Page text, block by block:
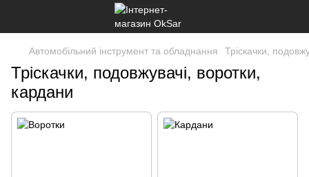
Автомобільний інструмент та обладнання Тріскачки,
Тріскачки, подовжувачі, воротки,
кардани